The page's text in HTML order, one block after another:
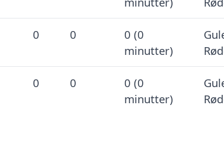
0 0
0 (0
minutter)
0 0
0 (0
minutter)